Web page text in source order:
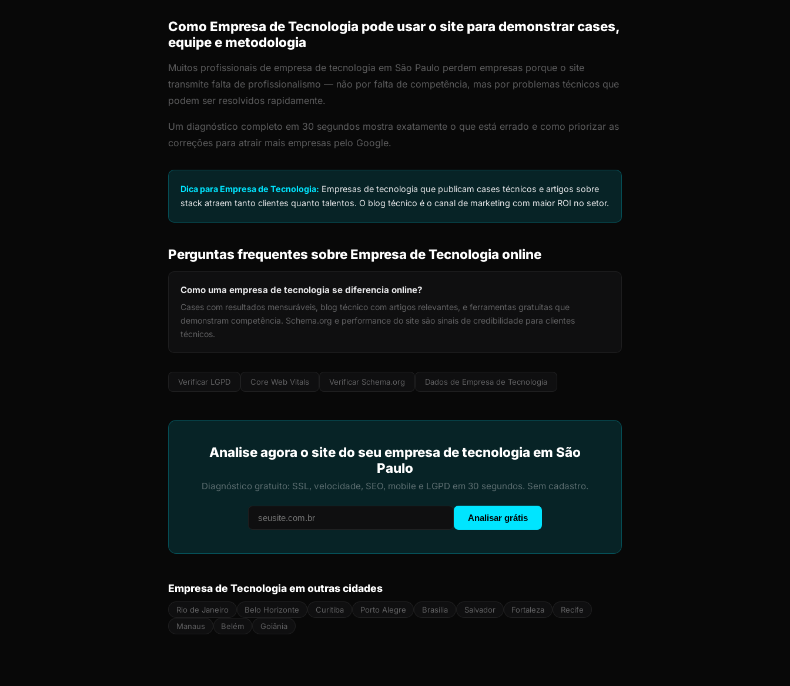
Como Empresa de Tecnologia pode usar o site para demonstrar cases,
equipe e metodologia
Muitos profissionais de empresa de tecnologia em São Paulo perdem empresas porque o site
transmite falta de profissionalismo — não por falta de competência, mas por problemas técnicos que
podem ser resolvidos rapidamente.
Um diagnóstico completo em 30 segundos mostra exatamente o que está errado e como priorizar as
correções para atrair mais empresas pelo Google.
Dica para Empresa de Tecnologia: Empresas de tecnologia que publicam cases técnicos e artigos sobre
stack atraem tanto clientes quanto talentos. O blog técnico é o canal de marketing com maior ROI no setor.
Perguntas frequentes sobre Empresa de Tecnologia online
Como uma empresa de tecnologia se diferencia online?
Cases com resultados mensuráveis, blog técnico com artigos relevantes, e ferramentas gratuitas que
demonstram competência. Schema.org e performance do site são sinais de credibilidade para clientes
técnicos.
Verificar LGPD Core Web Vitals Verificar Schema.org Dados de Empresa de Tecnologia
Analise agora o site do seu empresa de tecnologia em São
Paulo
Diagnóstico gratuito: SSL, velocidade, SEO, mobile e LGPD em 30 segundos. Sem cadastro.
Analisar grátis
Empresa de Tecnologia em outras cidades
Rio de Janeiro Belo Horizonte Curitiba Porto Alegre Brasília Salvador Fortaleza
Recife
Manaus
Belém Goiânia